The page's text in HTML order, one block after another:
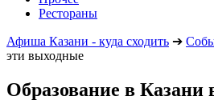
Рестораны
Афиша Казани - куда сходить ➔
эти выходные
Образование в Казани